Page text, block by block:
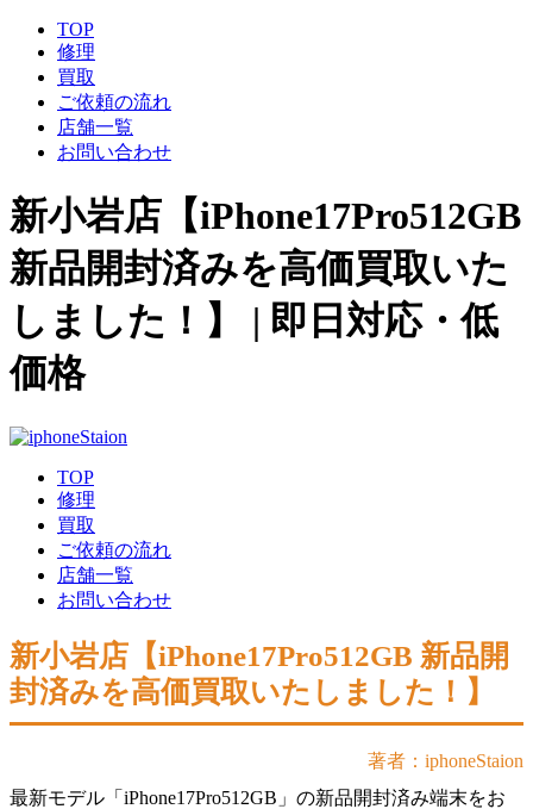
TOP
修理
買取
ご依頼の流れ
店舗一覧
お問い合わせ
新小岩店【iPhone17Pro512GB
新品開封済みを高価買取いた
しました！】 | 即日対応・低
価格
TOP
修理
買取
ご依頼の流れ
店舗一覧
お問い合わせ
新小岩店【iPhone17Pro512GB 新品開
封済みを高価買取いたしました！】
著者：iphoneStaion
最新モデル「iPhone17Pro512GB」の新品開封済み端末をお